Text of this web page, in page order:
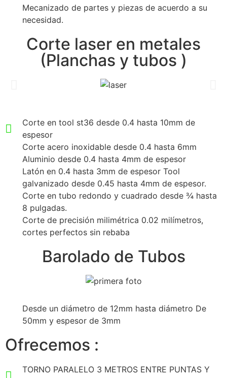
Mecanizado de partes y piezas de acuerdo a su
necesidad.
Corte laser en metales
(Planchas y tubos )
Corte en tool st36 desde 0.4 hasta 10mm de
espesor
Corte acero inoxidable desde 0.4 hasta 6mm
Aluminio desde 0.4 hasta 4mm de espesor
Latón en 0.4 hasta 3mm de espesor Tool
galvanizado desde 0.45 hasta 4mm de espesor.
Corte en tubo redondo y cuadrado desde ¾ hasta
8 pulgadas.
Corte de precisión milimétrica 0.02 milímetros,
cortes perfectos sin rebaba
Barolado de Tubos
Desde un diámetro de 12mm hasta diámetro De
50mm y espesor de 3mm
Ofrecemos :
TORNO PARALELO 3 METROS ENTRE PUNTAS Y